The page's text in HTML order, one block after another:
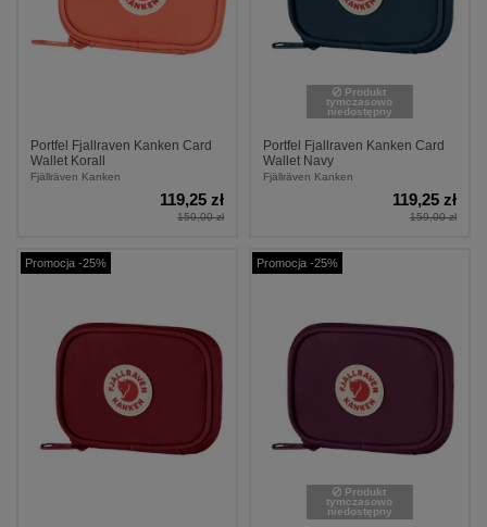
Portfel Fjallraven Kanken Card
Wallet Korall
Fjällräven Kanken
119,25 zł
159,00 zł
Produkt
tymczasowo
niedostępny
Portfel Fjallraven Kanken Card
Wallet Navy
Fjällräven Kanken
119,25 zł
159,00 zł
Promocja -25% Promocja -25%
Produkt
tymczasowo
niedostępny